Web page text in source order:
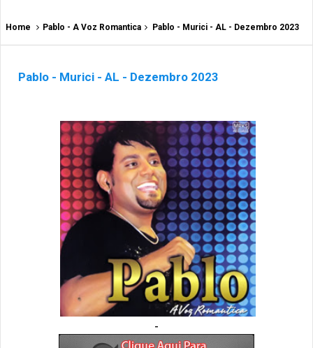
Home Pablo - A Voz Romantica Pablo - Murici - AL - Dezembro 2023
Pablo - Murici - AL - Dezembro 2023
-